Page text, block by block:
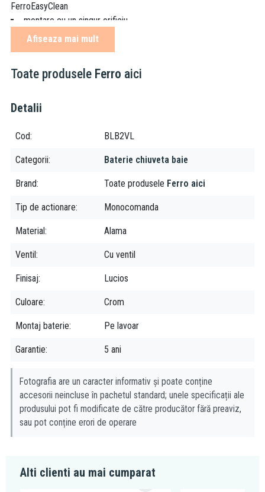
FerroEasyClean
montare cu un singur orificiu
ventil metalic cu tija D1¼
baterie compatibila cu toate lavoarele cu orificiu pentru
folosiți o cârpă moale din bumbac, agenți de curățare neutri și
neabrazivi. Iar pentru a evita acumularea de depuneri și murdărie
recomandăm să curățați bateriile în mod regulat.
de accesorii tehnico-sanitare, armaturi si sisteme de incalzire din
ani, grupul Ferro isi asigura locul prin faptul ca produsele lor
vizeaza o calitate excelenta, la preturi accesibile tuturor.
Afiseaza mai mult
Toate produsele Ferro aici
Detalii
Cod BLB2VL
Categorii Baterie chiuveta baie
Brand Toate produsele Ferro aici
Tip de actionare Monocomanda
Material Alama
Ventil Cu ventil
Finisaj Lucios
Culoare Crom
Montaj baterie Pe lavoar
Garantie 5 ani
Fotografia are un caracter informativ și poate conține
accesorii neincluse în pachetul standard; unele specificații ale
produsului pot fi modificate de către producător fără preaviz,
sau pot conține erori de operare
Alti clienti au mai cumparat